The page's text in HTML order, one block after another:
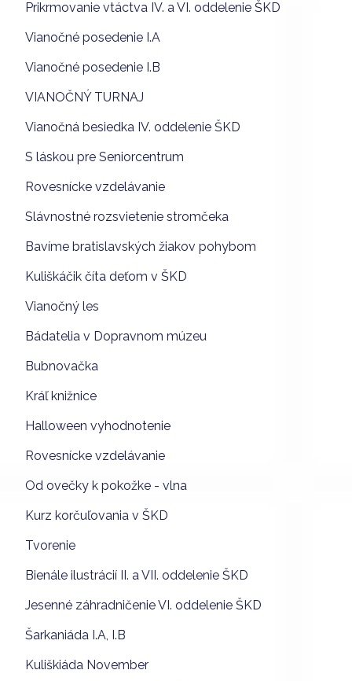
Prikrmovanie vtáctva IV. a VI. oddelenie ŠKD
Vianočné posedenie I.A
Vianočné posedenie I.B
VIANOČNÝ TURNAJ
Vianočná besiedka IV. oddelenie ŠKD
S láskou pre Seniorcentrum
Rovesnícke vzdelávanie
Slávnostné rozsvietenie stromčeka
Bavíme bratislavských žiakov pohybom
Kuliškáčik číta deťom v ŠKD
Vianočný les
Bádatelia v Dopravnom múzeu
Bubnovačka
Kráľ knižnice
Halloween vyhodnotenie
Rovesnícke vzdelávanie
Od ovečky k pokožke - vlna
Kurz korčuľovania v ŠKD
Tvorenie
Bienále ilustrácií II. a VII. oddelenie ŠKD
Jesenné záhradničenie VI. oddelenie ŠKD
Šarkaniáda I.A, I.B
Kuliškiáda November